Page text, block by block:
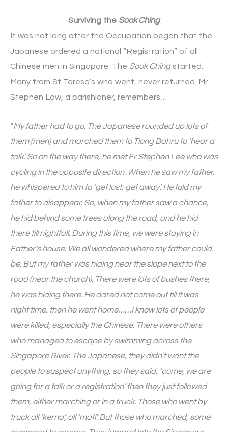
Surviving the Sook Ching
It was not long after the Occupation began that the
Japanese ordered a national “Registration” of all
Chinese men in Singapore. The Sook Chingstarted.
Many from St Teresa’s who went, never returned. Mr
Stephen Low, a parishioner, remembers…
“My father had to go. The Japanese rounded up lots of
them (men) and marched them to Tiong Bahru to ‘hear a
talk’. So on the way there, he met Fr Stephen Lee who was
cycling in the opposite direction. When he saw my father,
he whispered to him to ‘get lost, get away’. He told my
father to disappear. So, when my father saw a chance,
he hid behind some trees along the road, and he hid
there till nightfall. During this time, we were staying in
Father’s house. We all wondered where my father could
be. But my father was hiding near the slope next to the
road (near the church). There were lots of bushes there,
he was hiding there. He dared not come out till it was
night time, then he went home……I know lots of people
were killed, especially the Chinese. There were others
who managed to escape by swimming across the
Singapore River. The Japanese, they didn’t want the
people to suspect anything, so they said, ‘come, we are
going for a talk or a registration’ then they just followed
them, either marching or in a truck. Those who went by
truck all ‘kerna’, all ‘mati’. But those who marched, some